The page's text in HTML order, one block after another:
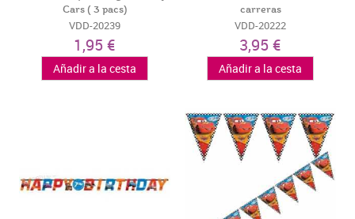
Cars ( 3 pacs)
VDD-20239
1,95 €
Añadir a la cesta
carreras
VDD-20222
3,95 €
Añadir a la cesta